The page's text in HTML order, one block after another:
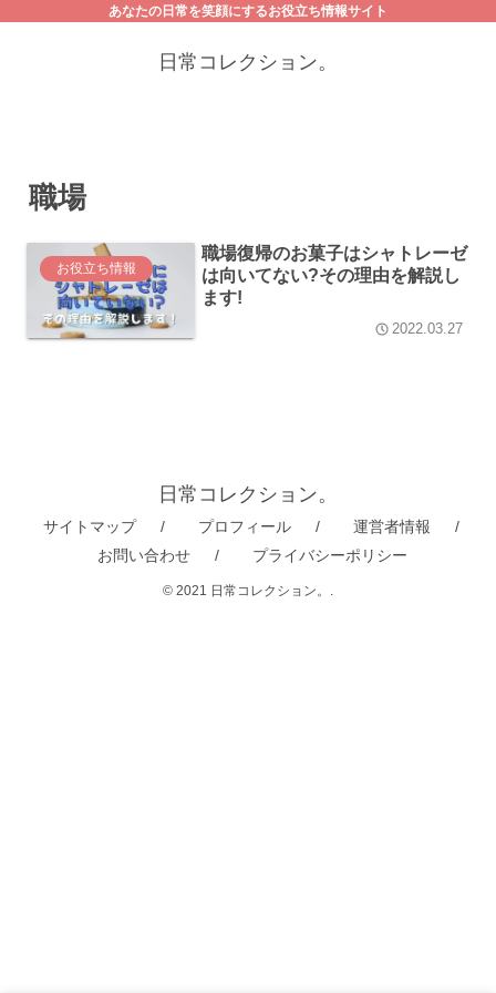
あなたの日常を笑顔にするお役立ち情報サイト
日常コレクション。
職場
お役立ち情報
職場復帰のお菓子はシャトレーゼ
は向いてない?その理由を解説し
ます!
2022.03.27
日常コレクション。
サイトマップ プロフィール
運営者情報
お問い合わせ
プライバシーポリシー
© 2021 日常コレクション。.